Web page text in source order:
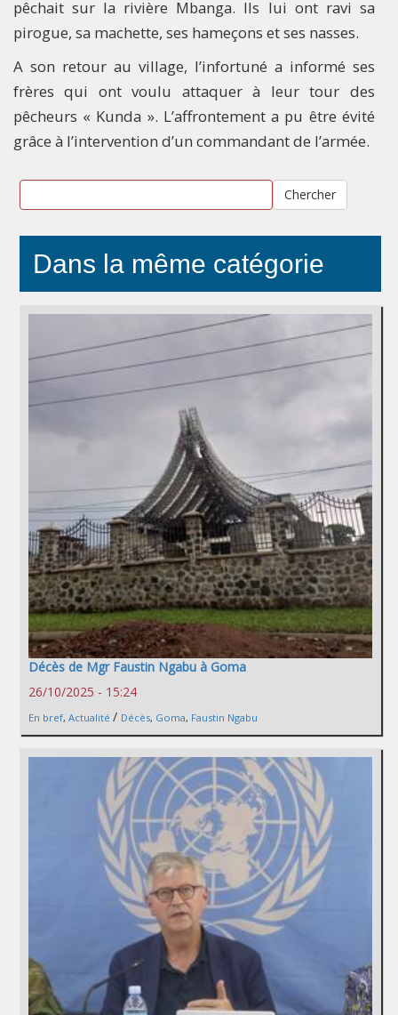
pêchait sur la rivière Mbanga. Ils lui ont ravi sa
pirogue, sa machette, ses hameçons et ses nasses.
A son retour au village, l’infortuné a informé ses
frères qui ont voulu attaquer à leur tour des
pêcheurs « Kunda ». L’affrontement a pu être évité
grâce à l’intervention d’un commandant de l’armée.
Chercher
Dans la même catégorie
Décès de Mgr Faustin Ngabu à Goma
26/10/2025 - 15:24
En bref, Actualité / Décès, Goma, Faustin Ngabu